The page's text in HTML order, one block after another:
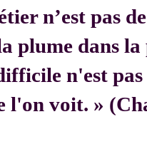
n’est pas
plume dans
n'est
l'on voit. »